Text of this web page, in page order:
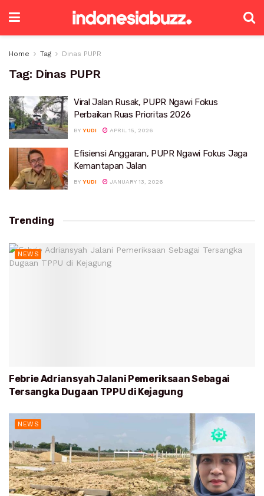
Home Tag Dinas PUPR
Tag: Dinas PUPR
Viral Jalan Rusak, PUPR Ngawi Fokus
Perbaikan Ruas Prioritas 2026
BY YUDI APRIL 15, 2026
Efisiensi Anggaran, PUPR Ngawi Fokus Jaga
Kemantapan Jalan
BY YUDI JANUARY 13, 2026
Trending
NEWS
Febrie Adriansyah Jalani Pemeriksaan Sebagai
Tersangka Dugaan TPPU di Kejagung
NEWS